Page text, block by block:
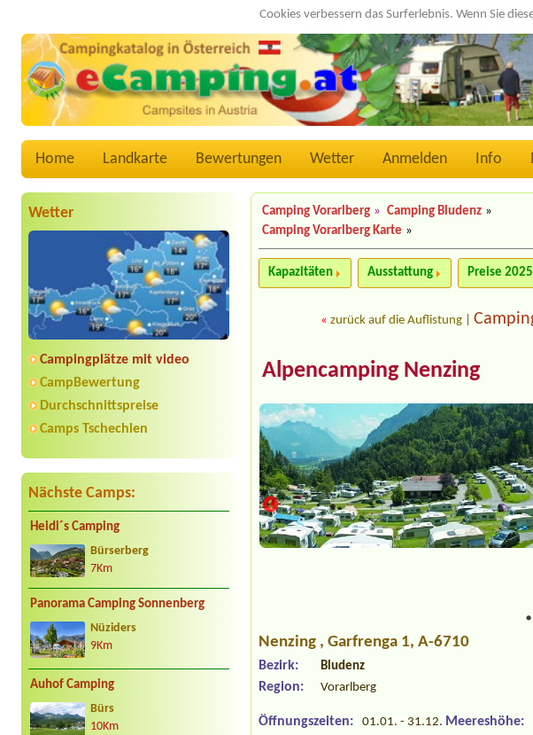
Cookies verbessern das Surferlebnis. Wenn Sie
Home Landkarte Bewertungen Wetter Anmelden Info
Wetter
Campingplätze mit video
CampBewertung
Durchschnittspreise
Camps Tschechien
Nächste Camps:
Heidi´s Camping
Bürserberg
7Km
Panorama Camping Sonnenberg
Nüziders
9Km
Auhof Camping
Bürs
10Km
Camping Vorarlberg » Camping Bludenz »
Camping Vorarlberg Karte »
Kapazitäten Ausstattung Preise 2025
«zurück auf die Auflistung |
Alpencamping Nenzing
Nenzing , Garfrenga 1, A-6710
Bezirk: Bludenz
Region: Vorarlberg
Öffnungszeiten: 01.01. - 31.12. Meereshöhe: